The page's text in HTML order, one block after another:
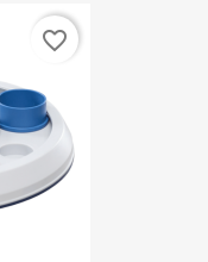
favorite_border